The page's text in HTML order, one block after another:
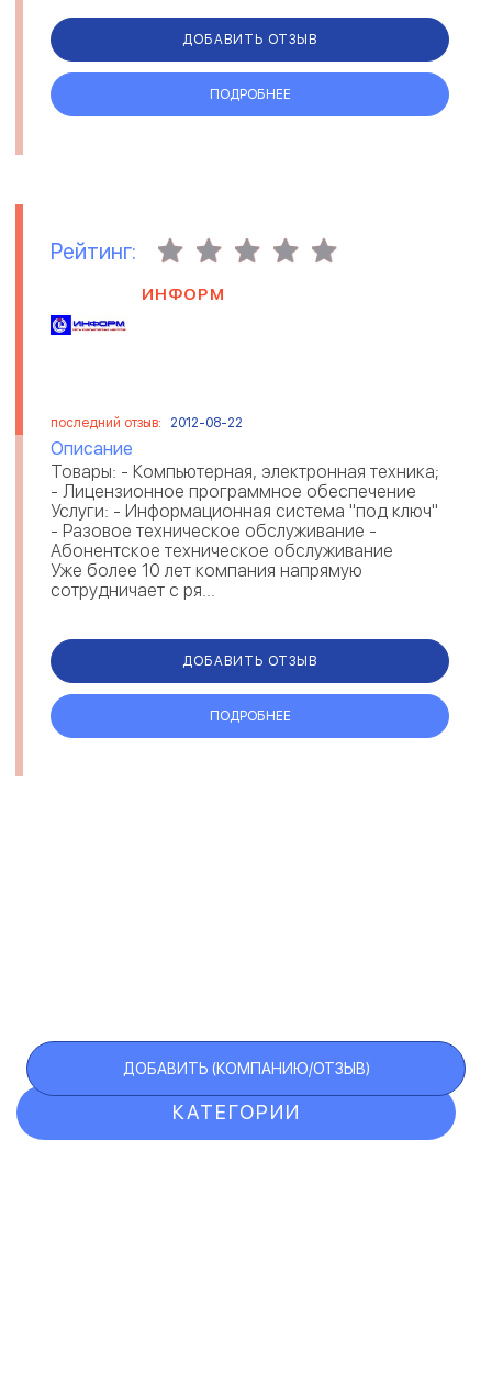
вопросов и предостав...
ДОБАВИТЬ ОТЗЫВ
ПОДРОБНЕЕ
Рейтинг:
ИНФОРМ
последний отзыв: 2012-08-22
Описание
Товары: - Компьютерная, электронная техника;
- Лицензионное программное обеспечение
Услуги: - Информационная система "под ключ"
- Разовое техническое обслуживание -
Абонентское техническое обслуживание
Уже более 10 лет компания напрямую
сотрудничает с ря...
ДОБАВИТЬ ОТЗЫВ
ПОДРОБНЕЕ
КАТЕГОРИИ
ДОБАВИТЬ (КОМПАНИЮ/ОТЗЫВ)